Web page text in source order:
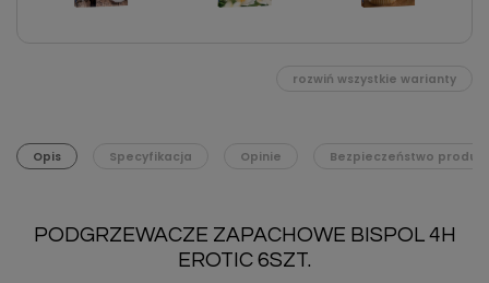
rozwiń wszystkie warianty
Opis Specyfikacja Opinie Bezpieczeństwo
PODGRZEWACZE ZAPACHOWE BISPOL 4H
EROTIC 6SZT.